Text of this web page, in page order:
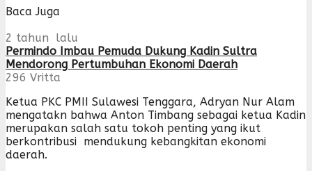
Baca Juga
2 tahun lalu
Permindo Imbau Pemuda Dukung Kadin Sultra
Mendorong Pertumbuhan Ekonomi Daerah
296 Vritta
Ketua PKC PMII Sulawesi Tenggara, Adryan Nur Alam
mengatakn bahwa Anton Timbang sebagai ketua Kadin
merupakan salah satu tokoh penting yang ikut
berkontribusi mendukung kebangkitan ekonomi
daerah.